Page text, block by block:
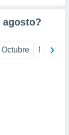
agosto?
Octubre